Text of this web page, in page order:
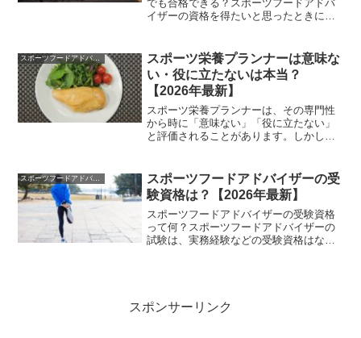
でも合格できる？スポーツフードアドバ
イザーの資格を得たいと思ったときに
の1つには通信講座がありますけど、こう
いった手段で合格は現実的...
スポーツフードアドバイザー
スポーツ栄養プランナーは意味な
い・役に立たないは本当？
【2026年最新】
スポーツ栄養プランナーは、その専門性
から時に「意味ない」「役に立たない」
と評価されることがあります。しかし、
す。スポーツ栄養プランナーは、個々の
選手に合わせた栄養計画を...
スポーツフードアドバイザー
スポーツフードアドバイザーの受
験資格は？【2026年最新】
スポーツフードアドバイザーの受験資格
って何？スポーツフードアドバイザーの
試験は、実務経験などの受験資格はな
スポンサーリンク